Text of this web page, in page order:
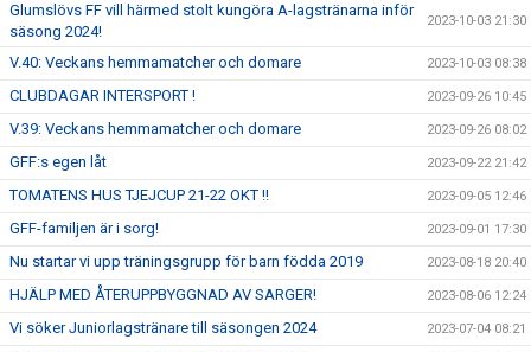
Glumslövs FF vill härmed stolt kungöra A-lagstränarna inför
säsong 2024!
2023-10-03 21:30
V.40: Veckans hemmamatcher och domare 2023-10-03 08:38
CLUBDAGAR INTERSPORT ! 2023-09-26 10:45
V.39: Veckans hemmamatcher och domare 2023-09-26 08:02
GFF:s egen låt 2023-09-22 21:42
TOMATENS HUS TJEJCUP 21-22 OKT !! 2023-09-05 12:46
GFF-familjen är i sorg! 2023-09-01 17:30
Nu startar vi upp träningsgrupp för barn födda 2019 2023-08-18 20:40
HJÄLP MED ÅTERUPPBYGGNAD AV SARGER! 2023-08-06 12:24
Vi söker Juniorlagstränare till säsongen 2024 2023-07-04 08:21